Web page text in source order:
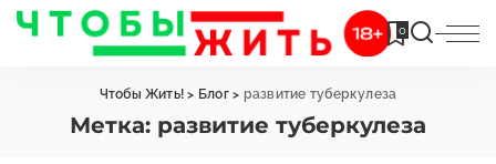
0
Чтобы Жить! > Блог> развитие туберкулеза
Метка: развитие туберкулеза